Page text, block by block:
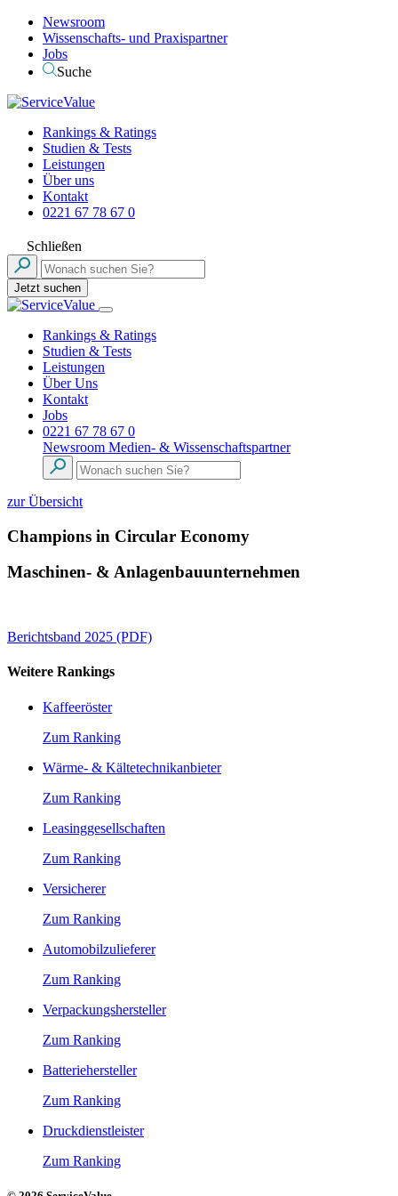
Newsroom
Wissenschafts- und Praxispartner
Jobs
Suche
Rankings & Ratings
Studien & Tests
Leistungen
Über uns
Kontakt
0221 67 78 67 0
Schließen
Jetzt suchen
Rankings & Ratings
Studien & Tests
Leistungen
Über Uns
Kontakt
Jobs
0221 67 78 67 0
Newsroom Medien- & Wissenschaftspartner
zur Übersicht
Champions in Circular Economy
Maschinen- & Anlagenbauunternehmen
Berichtsband 2025 (PDF)
Weitere Rankings
Kaffeeröster
Zum Ranking
Wärme- & Kältetechnikanbieter
Zum Ranking
Leasinggesellschaften
Zum Ranking
Versicherer
Zum Ranking
Automobilzulieferer
Zum Ranking
Verpackungshersteller
Zum Ranking
Batteriehersteller
Zum Ranking
Druckdienstleister
Zum Ranking